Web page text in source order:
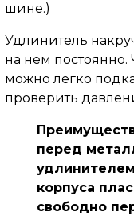
шине.)
Удлинитель
на нем
можно легко
проверить
перед
корпуса
свободно